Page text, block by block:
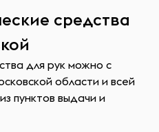
средства
для рук можно с
области и всей
пунктов выдачи и